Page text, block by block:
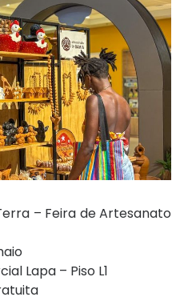
– Feira de Artesanato
Lapa – Piso L1